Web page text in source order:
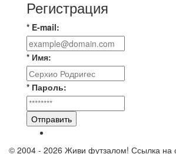
Регистрация
* E-mail:
* Имя:
* Пароль:
Отправить
© 2004 - 2026 Живи футзалом! Ссылка на